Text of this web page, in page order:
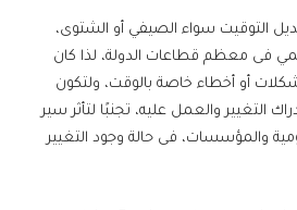
التوقيت سواء الصيفي أو الشتوى،
فى معظم قطاعات الدولة، لذا كان
أو أخطاء خاصة بالوقت، ولتكون
التغيير والعمل عليه، تجنبًا لتأثر سير
والمؤسسات، فى حالة وجود التغيير